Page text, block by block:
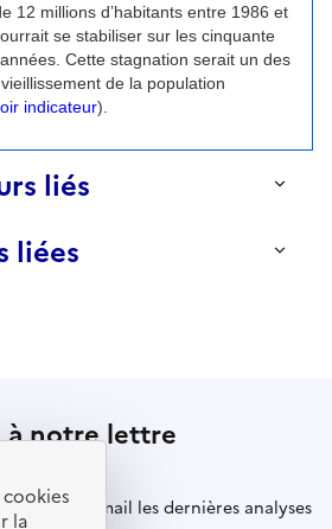
12 millions d’habitants entre 1986 et
se stabiliser sur les cinquante
Cette stagnation serait un des
de la population
indicateur).
liés
en France selon la
âgée de plus de 60 et 75
liées
à notre lettre
dans votre mail les dernières analyses
la